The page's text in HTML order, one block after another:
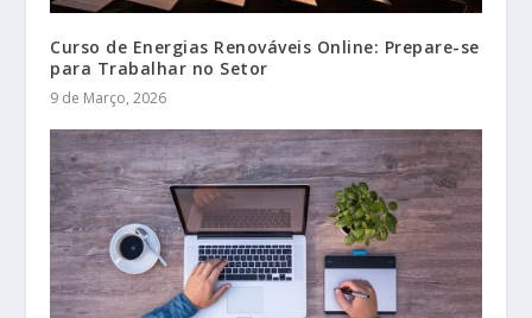
Curso de Energias Renováveis Online: Prepare-se
para Trabalhar no Setor
9 de Março, 2026